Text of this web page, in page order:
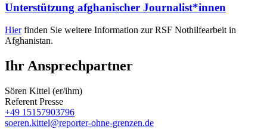
Unterstützung afghanischer Journalist*innen
Hierfinden Sie weitere Information zur RSF Nothilfearbeit in
Afghanistan.
Ihr Ansprechpartner
Sören Kittel (er/ihm)
Referent Presse
+49 15157903796
soeren.kittel@reporter-ohne-grenzen.de